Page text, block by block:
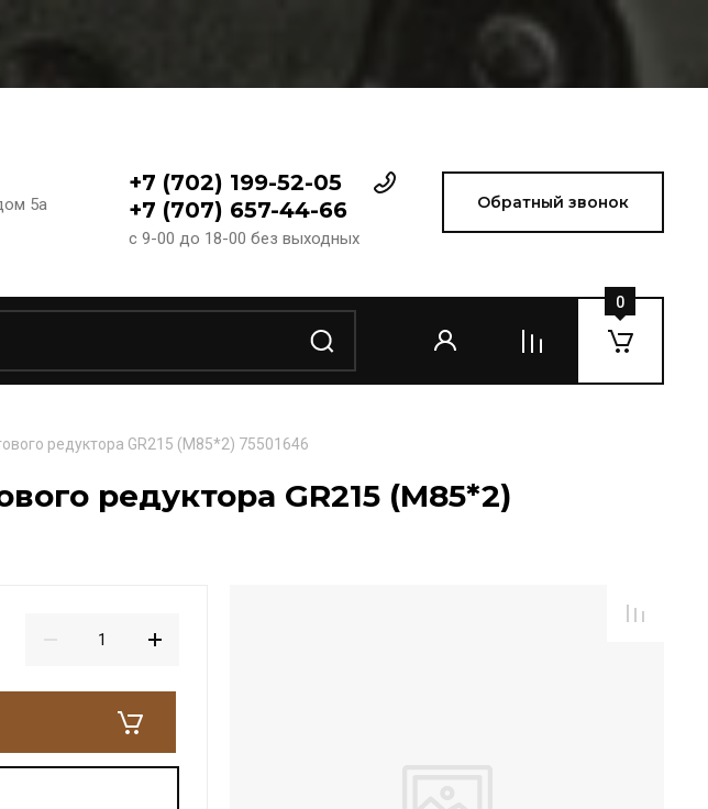
5а
+7 (702) 199-52-05
+7 (707) 657-44-66
с 9-00 до 18-00 без выходных
Обратный звонок
0
редуктора GR215 (M85*2) 75501646
редуктора GR215 (M85*2)